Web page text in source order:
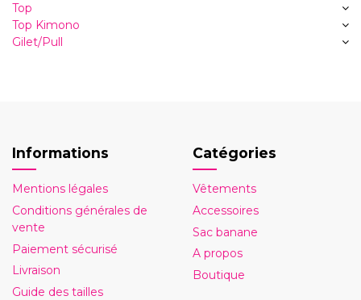
Top
Top Kimono
Gilet/Pull
Informations
Mentions légales
Conditions générales de
vente
Paiement sécurisé
Livraison
Guide des tailles
Catégories
Vêtements
Accessoires
Sac banane
A propos
Boutique